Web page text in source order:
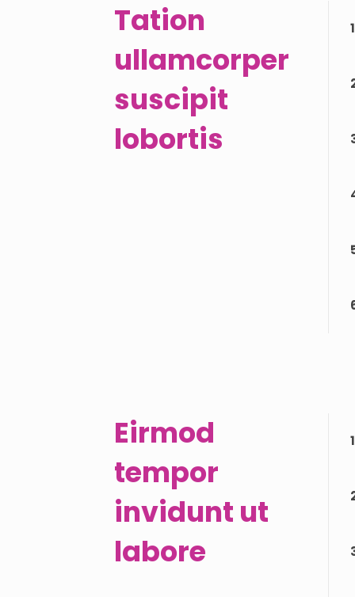
Tation
ullamcorper
suscipit
lobortis
1
Eirmod
tempor
invidunt ut
labore
1